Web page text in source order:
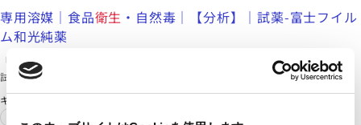
専用溶媒｜食品衛生 ・自然毒｜【分析】｜試薬-富士フイル
ム和光純薬
「専用溶媒」。富士フイルム和光純薬株式会社は、試験研究用
試薬・抗体の製造販売および各種受託サービスを行っていま
す。先端技術の研究から、ライフサイエンス関連、有機合成用
や環境測定用試薬まで、幅広い分野で多種多様なニーズに応え
キーワード